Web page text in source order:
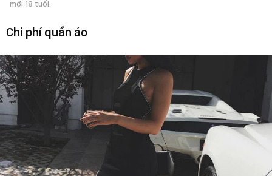
mới 18 tuổi.
Chi phí quần áo